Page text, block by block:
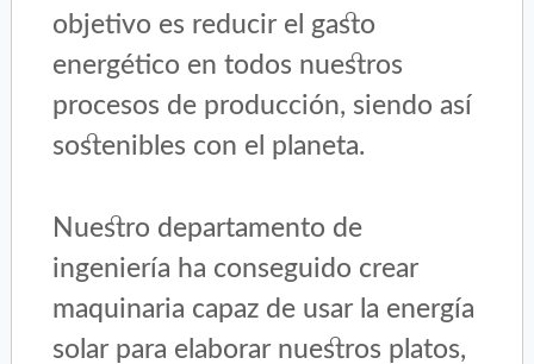
objetivo es reducir el gasto
energético en todos nuestros
procesos de producción, siendo así
sostenibles con el planeta.
Nuestro departamento de
ingeniería ha conseguido crear
maquinaria capaz de usar la energía
solar para elaborar nuestros platos,